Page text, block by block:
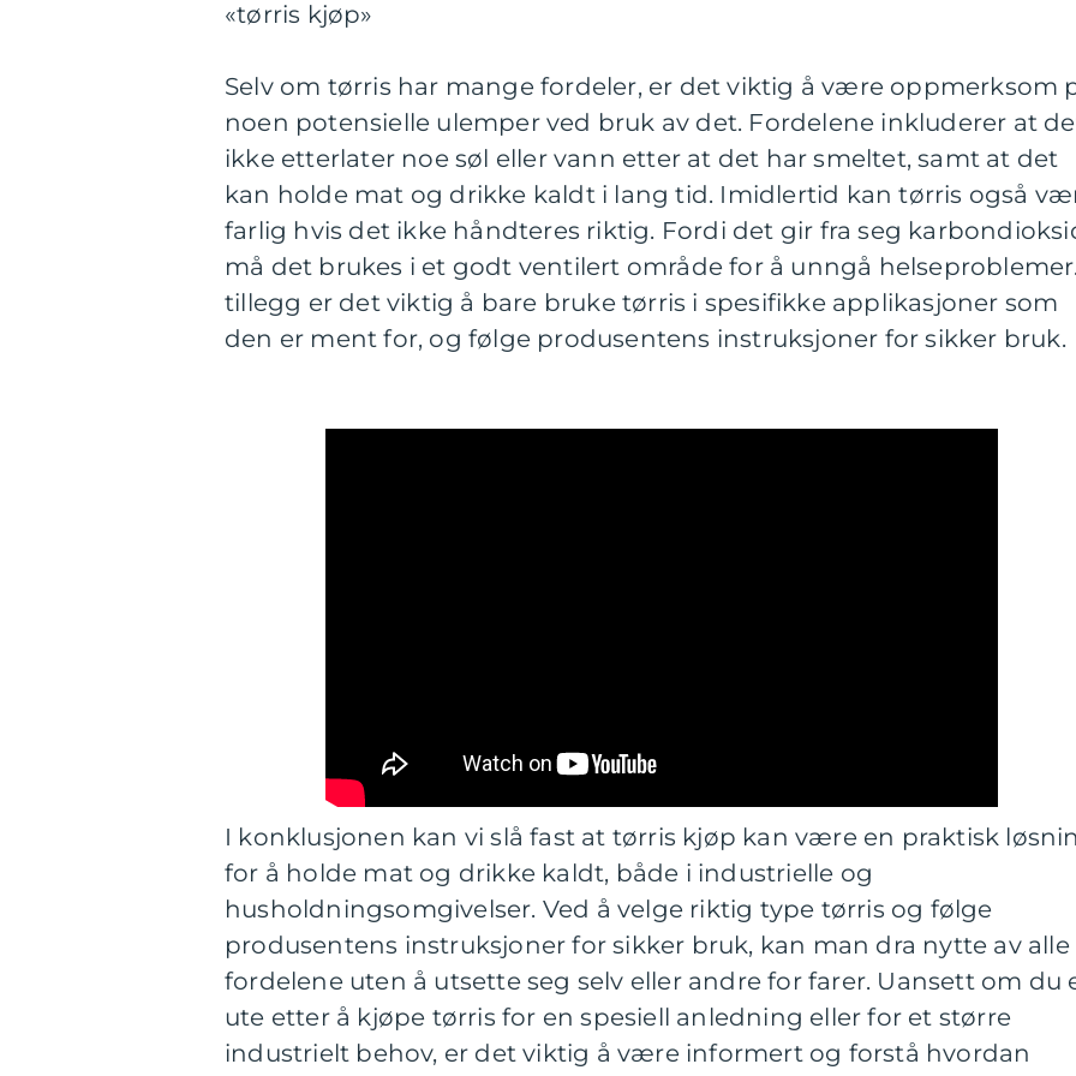
«tørris kjøp»
Selv om tørris har mange fordeler, er det viktig å være oppmerksom
noen potensielle ulemper ved bruk av det. Fordelene inkluderer at
ikke etterlater noe søl eller vann etter at det har smeltet, samt at det
kan holde mat og drikke kaldt i lang tid. Imidlertid kan tørris også
farlig hvis det ikke håndteres riktig. Fordi det gir fra seg
må det brukes i et godt ventilert område for å unngå
tillegg er det viktig å bare bruke tørris i spesifikke applikasjoner som
den er ment for, og følge produsentens instruksjoner for sikker bruk.
I konklusjonen kan vi slå fast at tørris kjøp kan være en praktisk
for å holde mat og drikke kaldt, både i industrielle og
husholdningsomgivelser. Ved å velge riktig type tørris og følge
produsentens instruksjoner for sikker bruk, kan man dra nytte av alle
fordelene uten å utsette seg selv eller andre for farer. Uansett om du
ute etter å kjøpe tørris for en spesiell anledning eller for et større
industrielt behov, er det viktig å være informert og forstå hvordan